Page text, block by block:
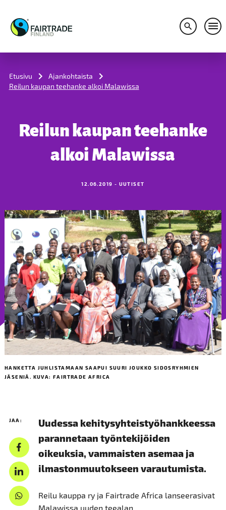
Avaa
Etusivu
Ajankohtaista
Reilun kaupan teehanke alkoi Malawissa
Reilun kaupan teehanke
alkoi Malawissa
12.06.2019 - UUTISET
HANKETTA JUHLISTAMAAN SAAPUI SUURI JOUKKO SIDOSRYHMIEN
JÄSENIÄ. KUVA: FAIRTRADE AFRICA
JAA:
Uudessa kehitysyhteistyöhankkeessa
parannetaan työntekijöiden
oikeuksia, vammaisten asemaa ja
ilmastonmuutokseen varautumista.
Reilu kauppa ry ja Fairtrade Africa lanseerasivat
Malawissa uuden teealan